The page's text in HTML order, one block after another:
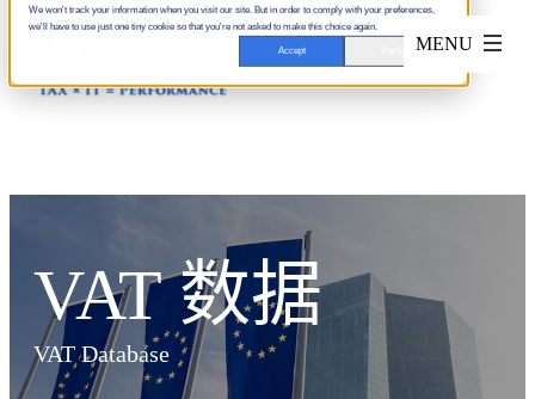
We won't track your information when you visit our site. But in order to comply with your preferences,
we'll have to use just one tiny cookie so that you're not asked to make this choice again.
Accept
VAT 数据
VAT Database